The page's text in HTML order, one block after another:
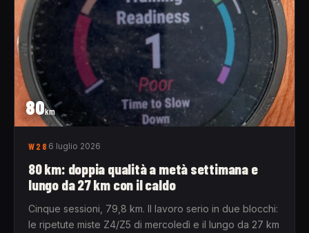
80km
W28 6 luglio 2026
80 km: doppia qualità a metà settimana e
lungo da 27 km con il caldo
Cinque sessioni, 79,8 km. Il lavoro serio in due blocchi:
le ripetute miste Z4/Z5 di mercoledì e il lungo da 27 km